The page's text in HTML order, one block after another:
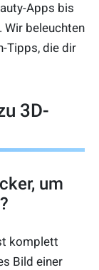
Apps bis
Wir beleuchten
Tipps, die dir
3D-
um
komplett
Bild einer